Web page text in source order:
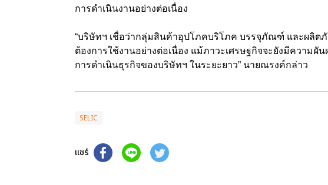
การดำเนินงานอย่างต่อเนื่อง
“บริษัทฯ เชื่อว่ากลุ่มสินค้าอุปโภคบริโภค บรรจุภัณฑ์ และผลิต
ต้องการใช้งานอย่างต่อเนื่อง แม้ภาวะเศรษฐกิจจะยังมีความ
การดำเนินธุรกิจของบริษัทฯ ในระยะยาว” นายณรงค์กล่าว
SELIC
แชร์